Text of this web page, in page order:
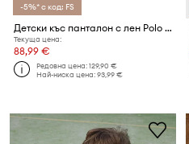
-5%* с код: FS
Детски къс панталон с лен Polo Ralph Lauren
Текуща цена:
88,99 €
Редовна цена:129,90 €
Най-ниска цена:93,99 €